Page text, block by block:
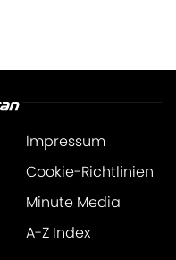
Impressum
Cookie-Richtlinien
Minute Media
A-Z Index